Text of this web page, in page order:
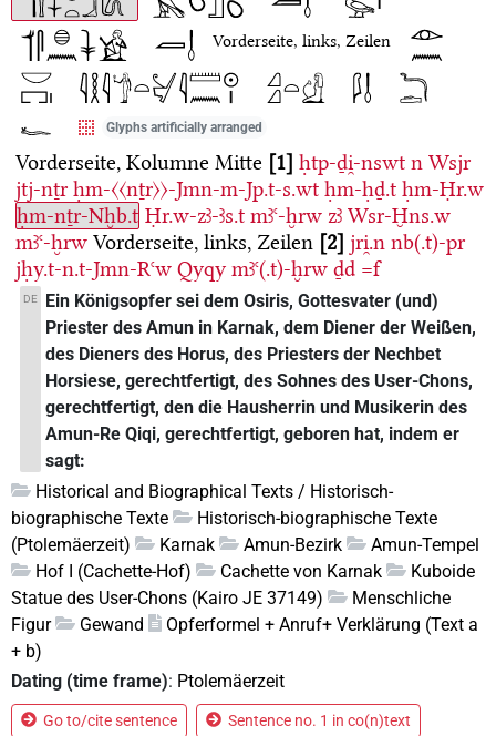
Vorderseite, links, Zeilen
Glyphs artificially arranged
Vorderseite, Kolumne Mitte 1 ḥtp-ḏi̯-nswt n Wsjr
jtj-nṯr ḥm-〈〈nṯr〉〉-Jmn-m-Jp.t-s.wt ḥm-ḥḏ.t ḥm-Ḥr.w
ḥm-nṯr-Nḫb.t Ḥr.w-zꜣ-ꜣs.t mꜣꜥ-ḫrw zꜣ Wsr-Ḫns.w
mꜣꜥ-ḫrw Vorderseite, links, Zeilen 2 jri̯.n nb(.t)-pr
jḥy.t-n.t-Jmn-Rꜥw Qyqy mꜣꜥ(.t)-ḫrw ḏd =f
DE
Ein Königsopfer sei dem Osiris, Gottesvater (und)
Priester des Amun in Karnak, dem Diener der Weißen,
des Dieners des Horus, des Priesters der Nechbet
Horsiese, gerechtfertigt, des Sohnes des User-Chons,
gerechtfertigt, den die Hausherrin und Musikerin des
Amun-Re Qiqi, gerechtfertigt, geboren hat, indem er
sagt:
Historical and Biographical Texts / Historisch-
biographische Texte
Historisch-biographische Texte
(Ptolemäerzeit)
Karnak Amun-Bezirk
Amun-Tempel
Hof I (Cachette-Hof)
Cachette von Karnak
Kuboide
Statue des User-Chons (Kairo JE 37149)
Menschliche
Figur
Gewand
Opferformel + Anruf+ Verklärung (Text a
+ b)
Dating (time frame): Ptolemäerzeit
Go to/cite sentence Sentence no. 1 in co(n)text